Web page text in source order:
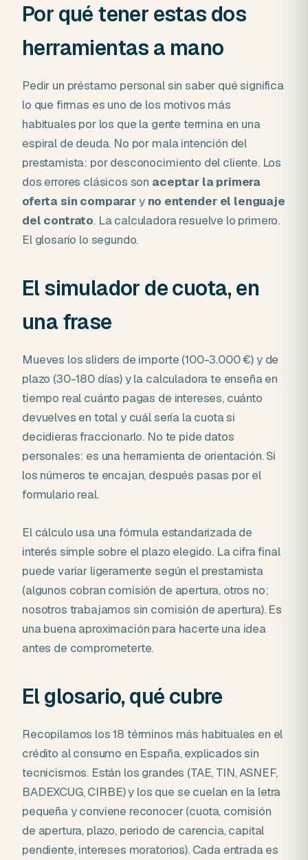
Por qué tener estas dos
herramientas a mano
Pedir un préstamo personal sin saber qué significa
lo que firmas es uno de los motivos más
habituales por los que la gente termina en una
espiral de deuda. No por mala intención del
prestamista: por desconocimiento del cliente. Los
dos errores clásicos son aceptar la primera
oferta sin comparary no entender el lenguaje
del contrato. La calculadora resuelve lo primero.
El glosario lo segundo.
El simulador de cuota, en
una frase
Mueves los sliders de importe (100-3.000 €) y de
plazo (30-180 días) y la calculadora te enseña en
tiempo real cuánto pagas de intereses, cuánto
devuelves en total y cuál sería la cuota si
decidieras fraccionarlo. No te pide datos
personales: es una herramienta de orientación. Si
los números te encajan, después pasas por el
formulario real.
El cálculo usa una fórmula estandarizada de
interés simple sobre el plazo elegido. La cifra final
puede variar ligeramente según el prestamista
(algunos cobran comisión de apertura, otros no;
nosotros trabajamos sin comisión de apertura). Es
una buena aproximación para hacerte una idea
antes de comprometerte.
El glosario, qué cubre
Recopilamos los 18 términos más habituales en el
crédito al consumo en España, explicados sin
tecnicismos. Están los grandes (TAE, TIN, ASNEF,
BADEXCUG, CIRBE) y los que se cuelan en la letra
pequeña y conviene reconocer (cuota, comisión
de apertura, plazo, periodo de carencia, capital
pendiente, intereses moratorios). Cada entrada es